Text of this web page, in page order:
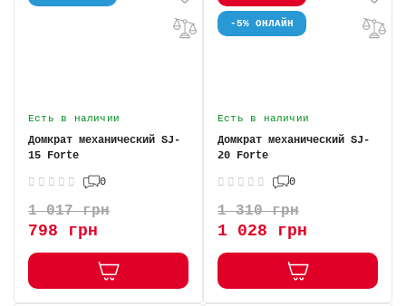
Есть в наличии
Домкрат механический SJ-
15 Forte
0
1 017 грн
798 грн
-5% ОНЛАЙН
Есть в наличии
Домкрат механический SJ-
20 Forte
0
1 310 грн
1 028 грн